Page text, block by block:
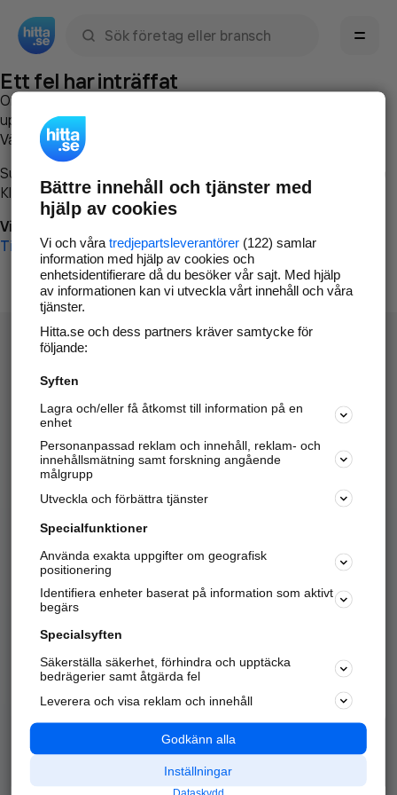
Ett fel har inträffat
Om du vill kan du
uppstod så att vi lättare och snabbare kan avhjälpa det.
Vänligen försök med följande:
Surfa till
Klicka påTillbaka-knappen i webbläsaren och försök igen
Vi beklagar besväret!
Till startsidan
Hitta.se - Gratis nummerupplysning.
Sök företag, personer och platser.
Hitta telefonnummer, adresser, företagsinfo mm.
Marknadsför företaget
Kom igång och annonsera mot
samarbetspartners nära dig.
Alla kategorier
Populära sökningar
API & Kartor
Annonsera
Integritet
Nödnummer
Bättre innehåll och tjänster med
hjälp av cookies
Vi och våra tredjepartsleverantörer(122) samlar
information med hjälp av cookies och
enhetsidentifierare då du besöker vår sajt. Med hjälp
av informationen kan vi utveckla vårt innehåll och våra
tjänster.
Hitta.se och dess partners kräver samtycke för
följande:
Syften
Lagra och/eller få åtkomst till information på en
enhet
Personanpassad reklam och innehåll, reklam- och
innehållsmätning samt forskning angående
målgrupp
Utveckla och förbättra tjänster
Specialfunktioner
Använda exakta uppgifter om geografisk
positionering
Identifiera enheter baserat på information som aktivt
begärs
Specialsyften
Säkerställa säkerhet, förhindra och upptäcka
bedrägerier samt åtgärda fel
Leverera och visa reklam och innehåll
Godkänn alla
Inställningar
Dataskydd